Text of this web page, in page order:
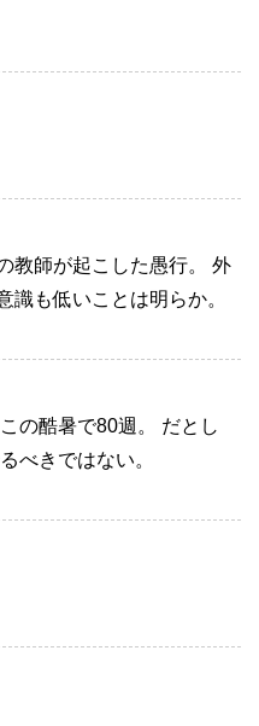
教師が起こした愚行。
外
識も低いことは明らか。
この酷暑で80週。
だとし
べきではない。